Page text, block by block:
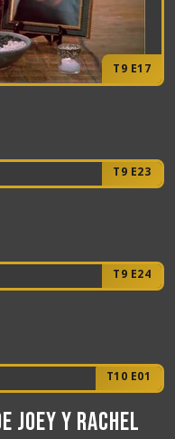
T9 E17
T9 E23
T9 E24
T10 E01
Joey y Rachel